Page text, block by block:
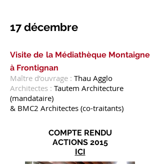
17 décembre
Visite de la Médiathèque Montaigne
à Frontignan
Maître d’ouvrage : Thau Agglo
Architectes : Tautem Architecture
(mandataire)
& BMC2 Architectes (co-traitants)
COMPTE RENDU
ACTIONS 2015
ICI